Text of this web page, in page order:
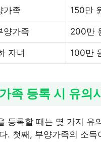
가족 150만
양가족 200만
자녀 100만
족 등록 시 유의
등록할 때는 몇 가지 유
. 첫째, 부양가족의 소득